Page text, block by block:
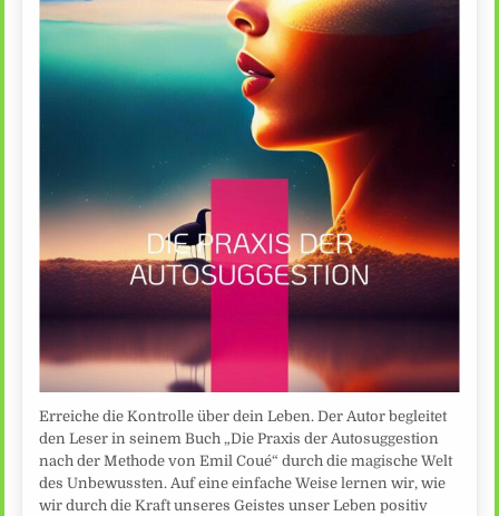
Erreiche die Kontrolle über dein Leben. Der Autor begleitet
den Leser in seinem Buch „Die Praxis der Autosuggestion
nach der Methode von Emil Coué“ durch die magische Welt
des Unbewussten. Auf eine einfache Weise lernen wir, wie
wir durch die Kraft unseres Geistes unser Leben positiv